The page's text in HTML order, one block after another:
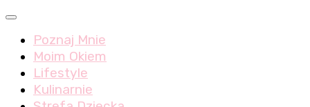
Skip
content
Menu
Poznaj Mnie
Moim Okiem
Lifestyle
Kulinarnie